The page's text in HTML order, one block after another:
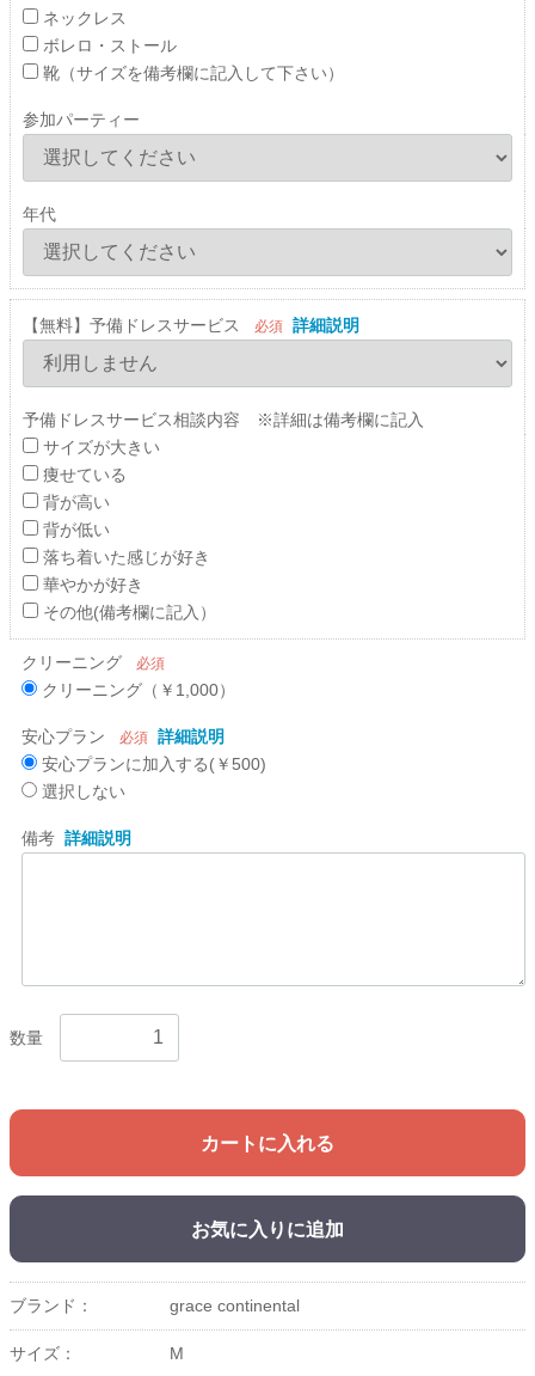
ネックレス
ボレロ・ストール
靴（サイズを備考欄に記入して下さい）
参加パーティー
年代
【無料】予備ドレスサービス 必須 詳細説明
予備ドレスサービス相談内容 ※詳細は備考欄に記入
サイズが大きい
痩せている
背が高い
背が低い
落ち着いた感じが好き
華やかが好き
その他(備考欄に記入）
クリーニング 必須
クリーニング（￥1,000）
安心プラン 必須 詳細説明
安心プランに加入する(￥500)
選択しない
備考 詳細説明
数量
カートに入れる
お気に入りに追加
ブランド： grace continental
サイズ： M